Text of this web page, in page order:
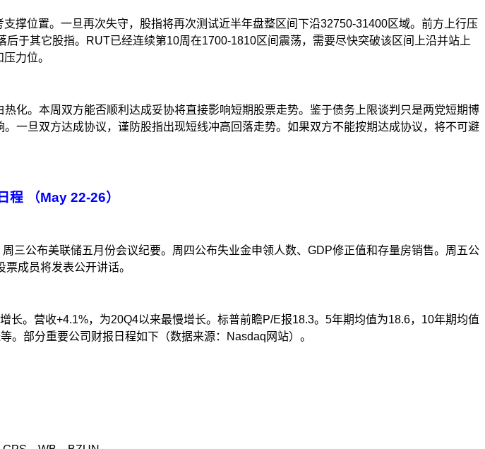
撑位置。一旦再次失守，股指将再次测试近半年盘整区间下沿32750-31400区域。前方上行压
于其它股指。 RUT已经连续第10周在1700-1810区间震荡，需要尽快突破该区间上沿并站上
力位。
化。本周双方能否顺利达成妥协将直接影响短期股票走势。鉴于债务上限谈判只是两党短期博
一旦双方达成协议，谨防股指出现短线冲高回落走势。如果双方不能按期达成协议，将不可避
程 （May 22-26）
三公布美联储五月份会议纪要。周四公布失业金申领人数、 GDP修正值和存量房销售。周五公
成员将发表公开讲话。
长。营收+4.1%，为20Q4以来最慢增长。标普前瞻P/E报18.3。 5年期均值为18.6， 10年期均值
。部分重要公司财报日 程如下（数据来源： Nasdaq 网站）。